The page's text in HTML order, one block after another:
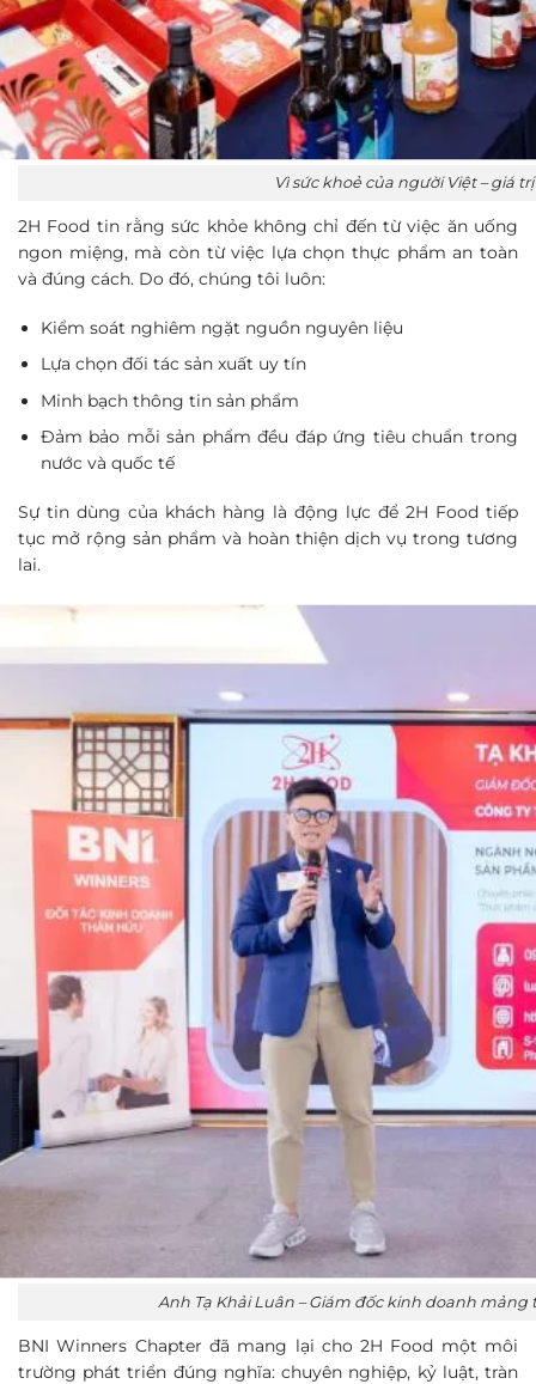
Vì sức khoẻ của người Việt – giá
2H Food tin rằng sức khỏe không chỉ đến từ việc ăn uống
ngon miệng, mà còn từ việc lựa chọn thực phẩm an toàn
và đúng cách. Do đó, chúng tôi luôn:
Kiểm soát nghiêm ngặt nguồn nguyên liệu
Lựa chọn đối tác sản xuất uy tín
Minh bạch thông tin sản phẩm
Đảm bảo mỗi sản phẩm đều đáp ứng tiêu chuẩn trong
nước và quốc tế
Sự tin dùng của khách hàng là động lực để 2H Food tiếp
tục mở rộng sản phẩm và hoàn thiện dịch vụ trong tương
lai.
Anh Tạ Khải Luân – Giám đốc kinh doanh
BNI Winners Chapter đã mang lại cho 2H Food một môi
trường phát triển đúng nghĩa: chuyên nghiệp, kỷ luật, tràn